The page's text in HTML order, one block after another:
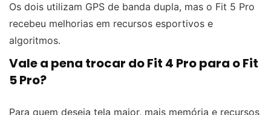
Os dois utilizam GPS de banda dupla, mas o Fit 5 Pro
recebeu melhorias em recursos esportivos e
algoritmos.
Vale a pena trocar do Fit 4 Pro para o Fit
5 Pro?
Para quem deseja tela maior, mais memória e recursos